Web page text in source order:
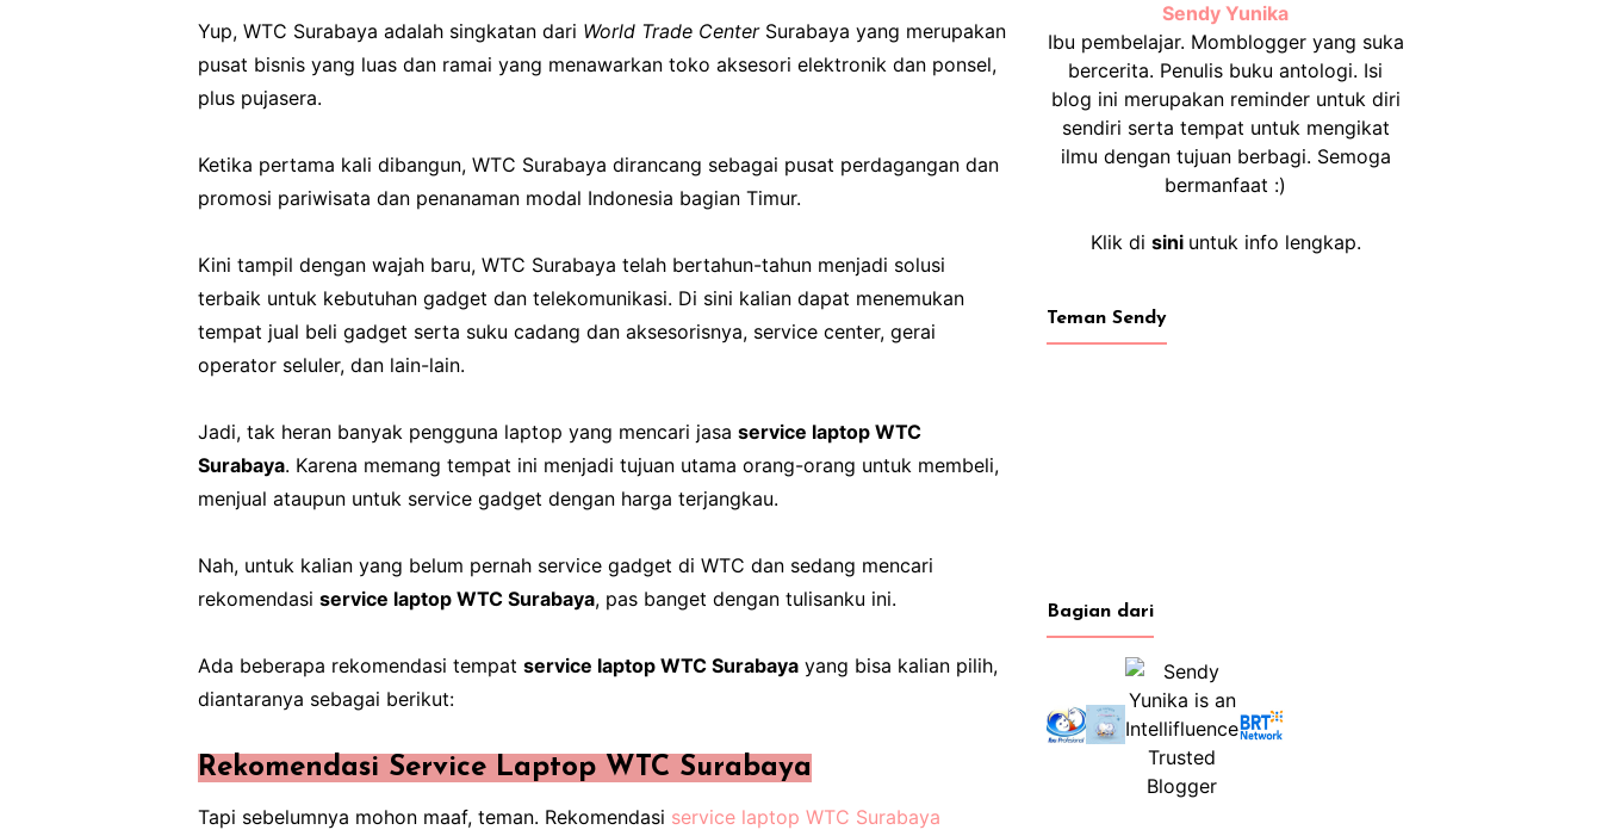
Yup, WTC Surabaya adalah singkatan dari World Trade CenterSurabaya yang merupakan
pusat bisnis yang luas dan ramai yang menawarkan toko aksesori elektronik dan ponsel,
plus pujasera.
Ketika pertama kali dibangun, WTC Surabaya dirancang sebagai pusat perdagangan dan
promosi pariwisata dan penanaman modal Indonesia bagian Timur.
Kini tampil dengan wajah baru, WTC Surabaya telah bertahun-tahun menjadi solusi
terbaik untuk kebutuhan gadget dan telekomunikasi. Di sini kalian dapat menemukan
tempat jual beli gadget serta suku cadang dan aksesorisnya, service center, gerai
operator seluler, dan lain-lain.
Jadi, tak heran banyak pengguna laptop yang mencari jasa service laptop WTC
Surabaya. Karena memang tempat ini menjadi tujuan utama orang-orang untuk membeli,
menjual ataupun untuk service gadget dengan harga terjangkau.
Nah, untuk kalian yang belum pernah service gadget di WTC dan sedang mencari
rekomendasi service laptop WTC Surabaya, pas banget dengan tulisanku ini.
Ada beberapa rekomendasi tempat service laptop WTC Surabaya yang bisa kalian pilih,
diantaranya sebagai berikut:
Rekomendasi Service Laptop WTC Surabaya
Tapi sebelumnya mohon maaf, teman. Rekomendasi service laptop WTC Surabaya
Sendy Yunika
Ibu pembelajar. Momblogger yang suka
bercerita. Penulis buku antologi. Isi
blog ini merupakan reminder untuk diri
sendiri serta tempat untuk mengikat
ilmu dengan tujuan berbagi. Semoga
bermanfaat :)
Klik di sini untuk info lengkap.
Teman Sendy
Bagian dari